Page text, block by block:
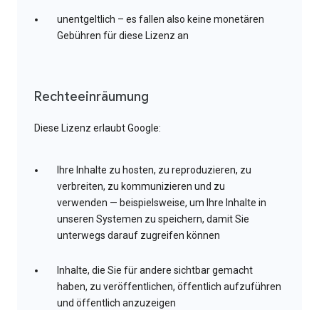
unentgeltlich – es fallen also keine monetären
Gebühren für diese Lizenz an
Rechteeinräumung
Diese Lizenz erlaubt Google:
Ihre Inhalte zu hosten, zu reproduzieren, zu
verbreiten, zu kommunizieren und zu
verwenden — beispielsweise, um Ihre Inhalte in
unseren Systemen zu speichern, damit Sie
unterwegs darauf zugreifen können
Inhalte, die Sie für andere sichtbar gemacht
haben, zu veröffentlichen, öffentlich aufzuführen
und öffentlich anzuzeigen